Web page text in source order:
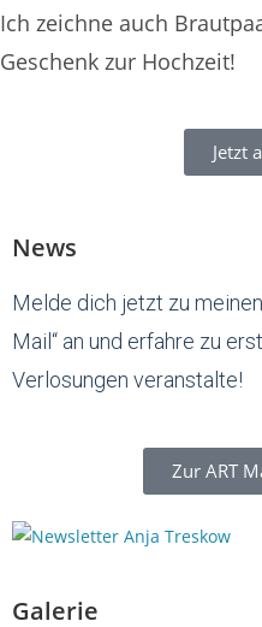
Ich zeichne auch
Geschenk zur Hochzeit!
Jetzt
News
Melde dich jetzt zu meinen
Mail“ an und erfahre zu
Verlosungen veranstalte!
Zur ART
Galerie